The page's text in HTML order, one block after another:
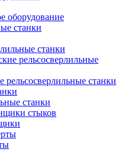
оборудование
станки
станки
рельсосверлильные
рельсосверлильные станки
станки
стыков